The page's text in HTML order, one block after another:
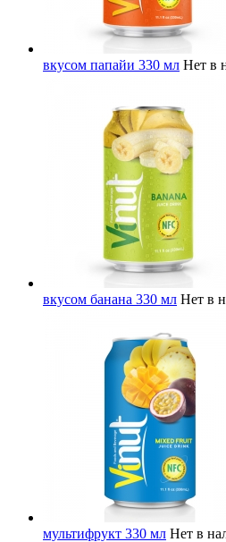
вкусом папайи 330 мл Нет в
вкусом банана 330 мл Нет в
мультифрукт 330 мл Нет в